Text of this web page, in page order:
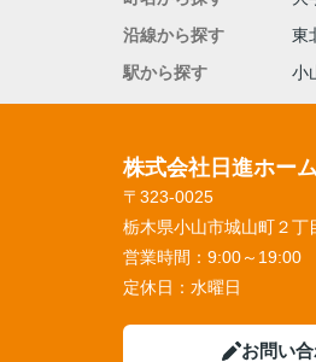
沿線から探す
東
駅から探す
小
株式会社日進ホー
〒323-0025
栃木県小山市城山町２丁
営業時間： 9:00～19:00
定休日： 水曜日
お問い